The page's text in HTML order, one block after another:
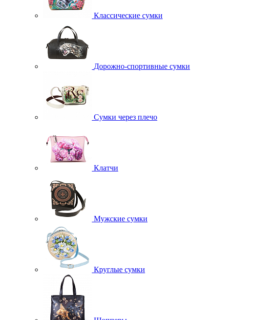
Классические сумки
Дорожно-спортивные сумки
Сумки через плечо
Клатчи
Мужские сумки
Круглые сумки